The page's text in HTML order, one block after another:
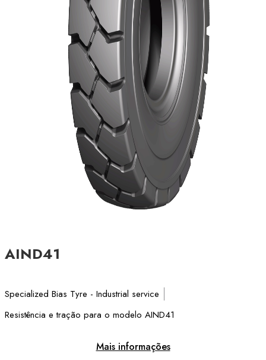
AIND41
Specialized Bias Tyre - Industrial service
Resistência e tração para o modelo AIND41
Mais informações